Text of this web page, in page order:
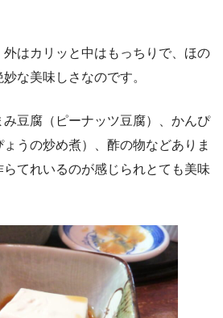
はカリッと中はもっちりで、ほの
な美味しさなのです。
豆腐（ピーナッツ豆腐）、かんぴ
うの炒め煮）、酢の物などありま
てれいるのが感じられとても美味